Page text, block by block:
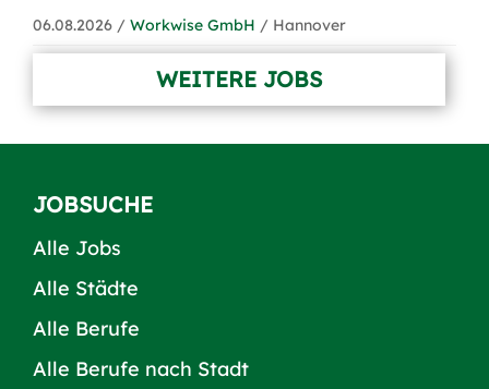
06.08.2026 / Workwise GmbH / Hannover
WEITERE JOBS
JOBSUCHE
Alle Jobs
Alle Städte
Alle Berufe
Alle Berufe nach Stadt